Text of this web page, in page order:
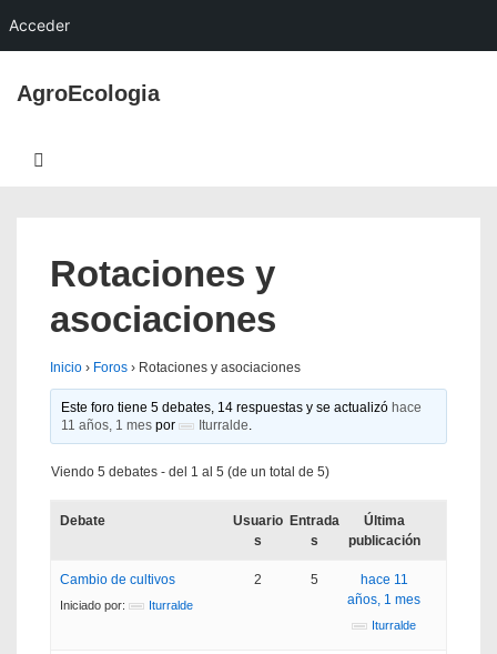
Acceder
Saltar
contenido
AgroEcologia
Navegación
MENÚ
Rotaciones y
asociaciones
Inicio › Foros › Rotaciones y asociaciones
Este foro tiene 5 debates, 14 respuestas y se actualizó hace
11 años, 1 mes por Iturralde.
Viendo 5 debates - del 1 al 5 (de un total de 5)
Debate
Usuario
s
Entrada
s
Última
publicación
Cambio de cultivos
Iniciado por: Iturralde
2 5
hace 11
años, 1 mes
Iturralde